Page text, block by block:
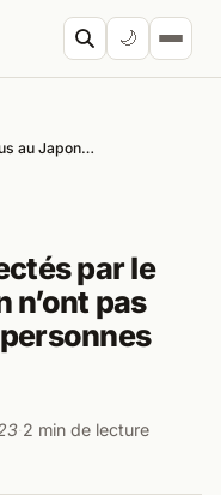
🌙
au Japon…
par le
n’ont pas
· 2 min de lecture